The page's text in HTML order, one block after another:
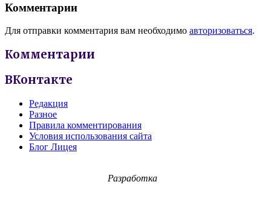
Комментарии
Для отправки комментария вам необходимо авторизоваться.
Комментарии
ВКонтакте
Редакция
Разное
Правила комментирования
Условия использования сайта
Блог Лицея
Разработка